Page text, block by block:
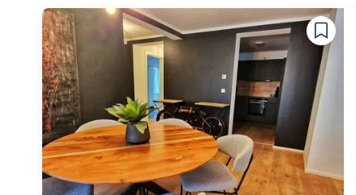
Zu Slide 4 wechseln
Zu Slide 5 wechseln
Zu Slide 6 wechseln